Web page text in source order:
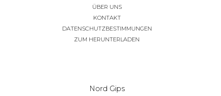
ÜBER UNS
KONTAKT
DATENSCHUTZBESTIMMUNGEN
ZUM HERUNTERLADEN
Nord Gips